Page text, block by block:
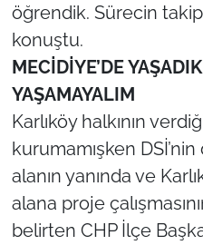
öğrendik. Sürecin
konuştu.
MECİDİYE’DE
YAŞAMAYALIM
Karlıköy halkının
kurumamışken
alanın yanında ve
alana proje
belirten CHP İlçe
Genel
Flaş Haber
Dış Haberler
Magazin